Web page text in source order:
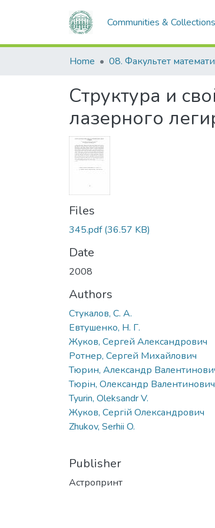
Communities & Collections
Home
Структура и
лазерного
Files
345.pdf(36.57 KB)
Date
2008
Authors
Стукалов, С. А.
Евтушенко, Н. Г.
Жуков, Сергей Александрович
Ротнер, Сергей Михайлович
Тюрин, Александр
Тюрін, Олександр Валентинович
Tyurin, Oleksandr V.
Жуков, Сергій Олександрович
Zhukov, Serhii O.
Publisher
Астропринт